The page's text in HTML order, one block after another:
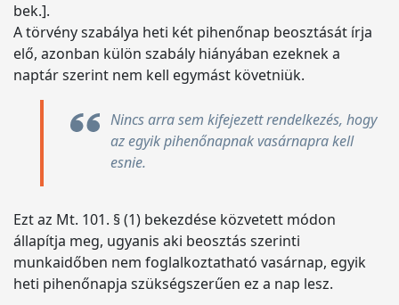
bek.].
A törvény szabálya heti két pihenőnap beosztását írja
elő, azonban külön szabály hiányában ezeknek a
naptár szerint nem kell egymást követniük.
Nincs arra sem kifejezett rendelkezés, hogy
az egyik pihenőnapnak vasárnapra kell
esnie.
Ezt az Mt. 101. § (1) bekezdése közvetett módon
állapítja meg, ugyanis aki beosztás szerinti
munkaidőben nem foglalkoztatható vasárnap, egyik
heti pihenőnapja szükségszerűen ez a nap lesz.